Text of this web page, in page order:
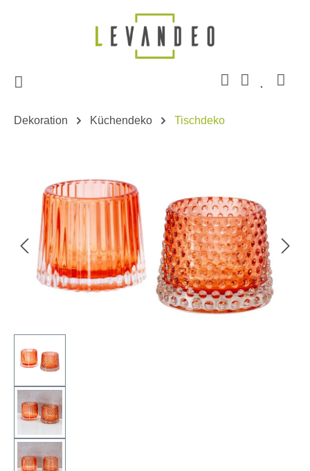
Zum Hauptinhalt springen
Dekoration Küchendeko Tischdeko